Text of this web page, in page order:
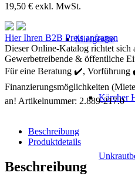
Mietgeräte
Kärcher
19,50 € exkl. MwSt.
Kärcher
Vliesfiltertüten
3-
lagig
St.
22L
Hier Ihren B2B Preis anfragen
Dieser Online-Katalog richtet sich
Gewerbetreibende & öffentliche
Für eine Beratung ✔️, Vorführung
Finanzierungsmöglichkeiten
an! Artikelnummer: 2.889-217.0
Beschreibung
Produktdetails
Beschreibung